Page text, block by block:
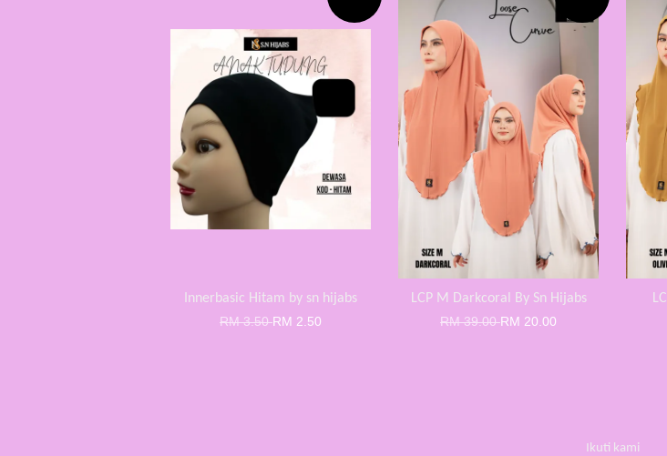
Innerbasic Hitam by sn hijabs
RM 3.50RM 2.50
LCP M Darkcoral By Sn Hijabs
RM 39.00RM 20.00
Ikuti kami